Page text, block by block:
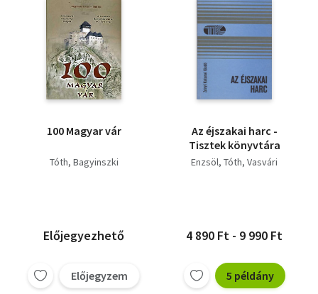
100 Magyar vár
Tóth Bagyinszki
Előjegyezhető
Előjegyzem
Az éjszakai harc -
Tisztek könyvtára
Enzsöl Tóth Vasvári
4 890 Ft - 9 990 Ft
5 példány